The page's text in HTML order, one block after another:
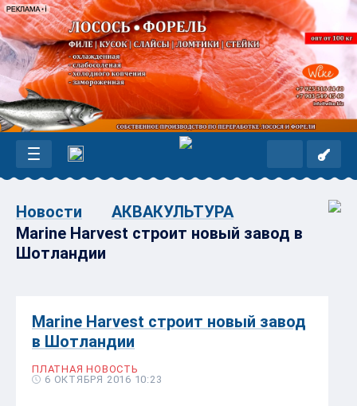
Новости
АКВАКУЛЬТУРА
Marine Harvest строит новый завод в
Шотландии
Marine Harvest строит новый завод
в Шотландии
ПЛАТНАЯ НОВОСТЬ
6 ОКТЯБРЯ 2016 10:23